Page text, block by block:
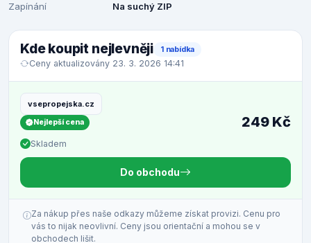
Zapínání
Na suchý ZIP
Kde koupit nejlevněji 1 nabídka
Ceny aktualizovány 23. 3. 2026 14:41
vsepropejska.cz
Nejlepší cena
Skladem
249 Kč
Do obchodu
Za nákup přes naše odkazy můžeme získat provizi. Cenu pro
vás to nijak neovlivní. Ceny jsou orientační a mohou se v
obchodech lišit.